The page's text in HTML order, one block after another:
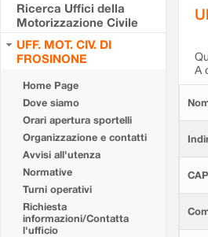
Ricerca Uffici della
Motorizzazione Civile
UFF. MOT. CIV. DI
FROSINONE
Home Page
Dove siamo
Orari apertura sportelli
Organizzazione e contatti
Avvisi all'utenza
Normative
Turni operativi
Richiesta
informazioni/Contatta
l'ufficio
A
CAP